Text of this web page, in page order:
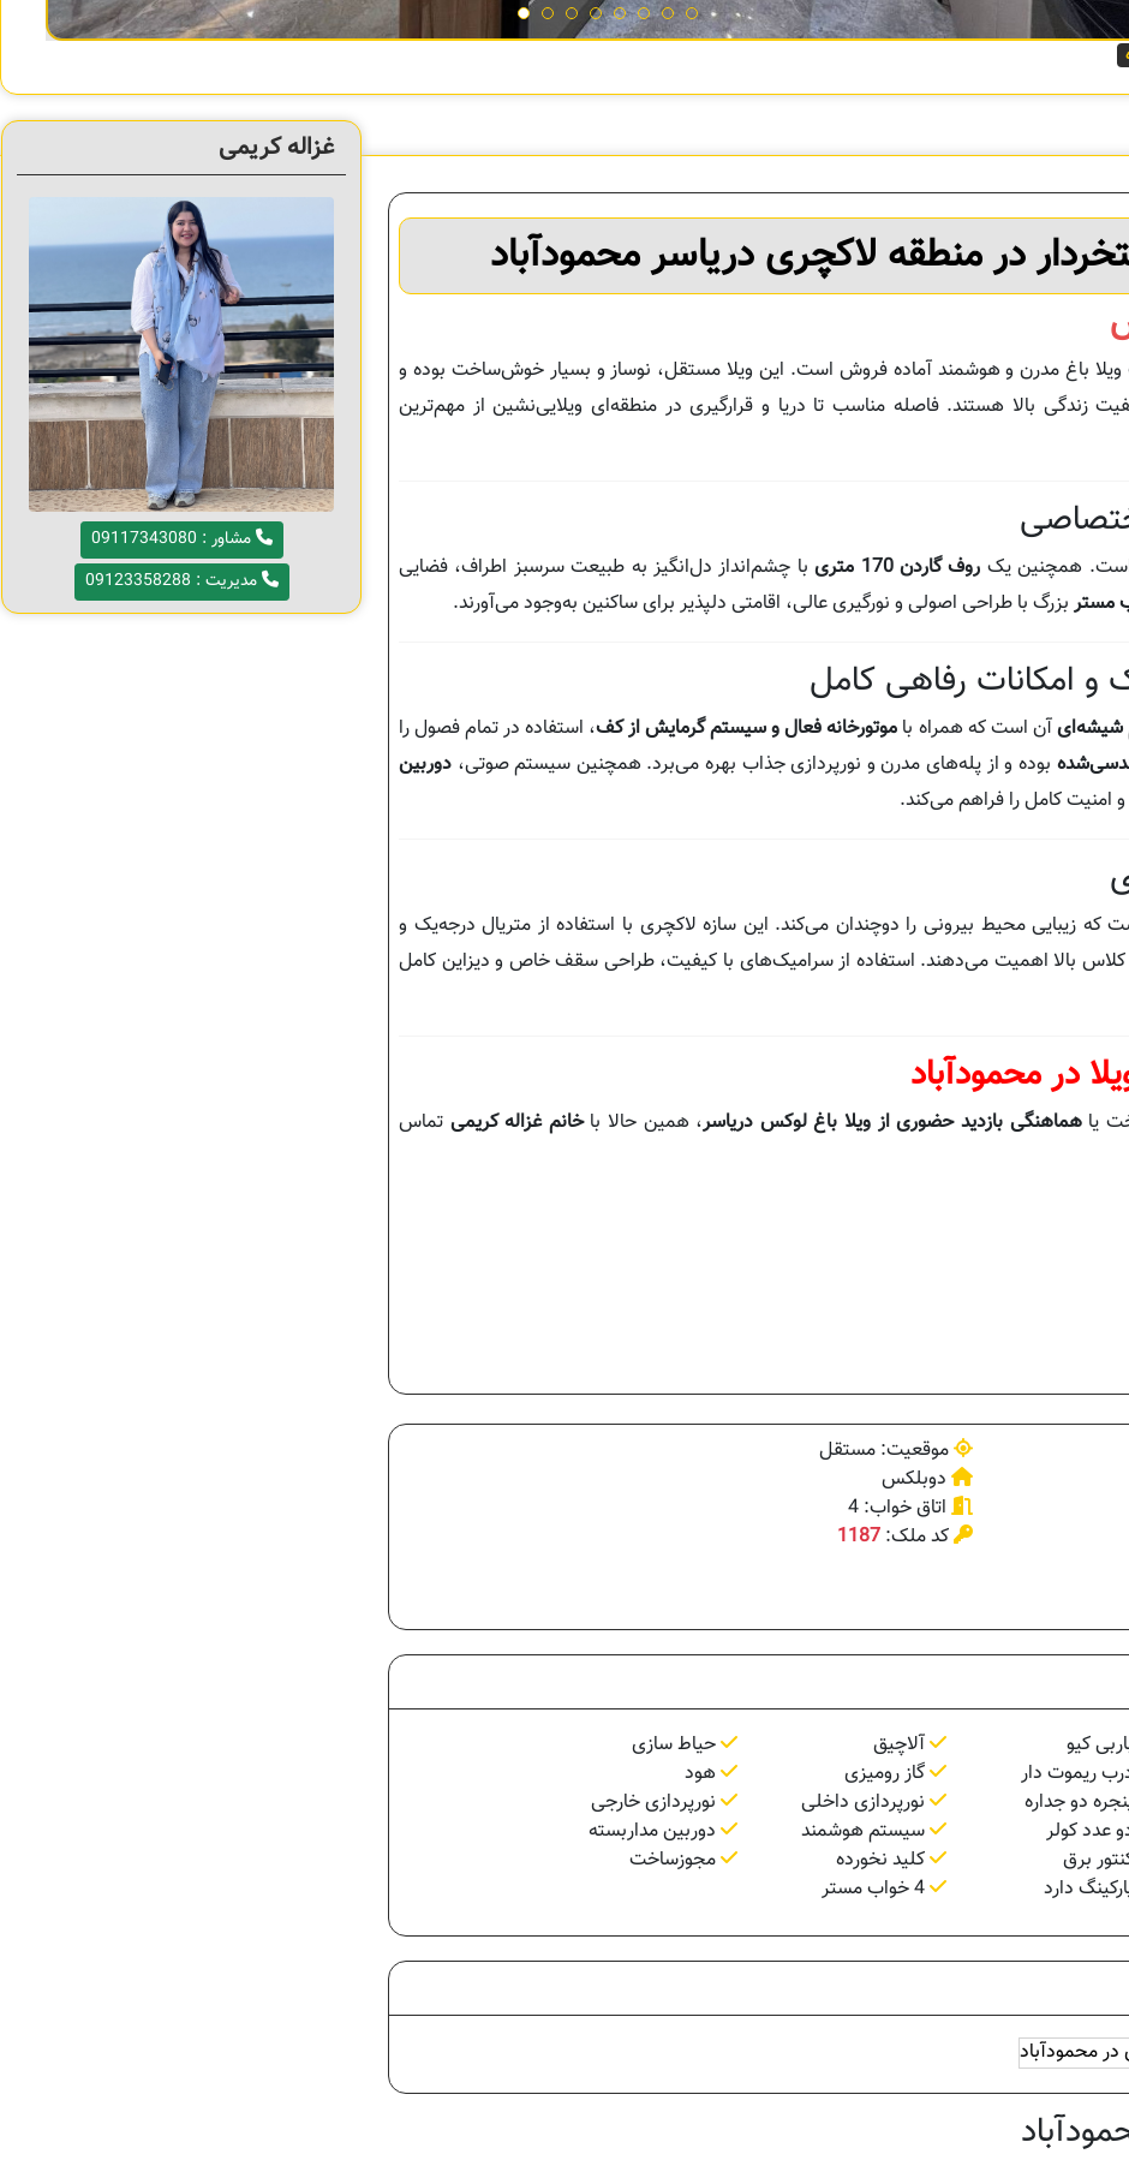
غزاله کریمی
مشاور : 09117343080
مدیریت : 09123358288
در منطقه لاکچری دریاسر محمودآباد
باغ مدرن و هوشمند آماده فروش است. این ویلا مستقل، نوساز و بسیار خوش‌ساخت بوده و
زندگی بالا هستند. فاصله مناسب تا دریا و قرارگیری در منطقه‌ای ویلایی‌نشین از مهم‌ترین
همچنین یک روف گاردن 170 متری
با چشم‌انداز دل‌انگیز به طبیعت سرسبز اطراف، فضایی
مستر بزرگ با طراحی اصولی و نورگیری عالی، اقامتی دلپذیر برای ساکنین به‌وجود می‌آورند.
امکانات رفاهی کامل
شیشه‌ایآن است که همراه با موتورخانه فعال و سیستم گرمایش از کف، استفاده در تمام فصول را
بوده و از پله‌های مدرن و نورپردازی جذاب بهره می‌برد. همچنین سیستم صوتی، دوربین
امنیت کامل را فراهم می‌کند.
زیبایی محیط بیرونی را دوچندان می‌کند. این سازه لاکچری با استفاده از متریال درجه‌یک و
بالا اهمیت می‌دهند. استفاده از سرامیک‌های با کیفیت، طراحی سقف خاص و دیزاین کامل
در محمودآباد
یاهماهنگی بازدید حضوری از ویلا باغ لوکس دریاسر، همین حالا باخانم غزاله کریمی تماس
موقعیت: مستقل
دوبلکس
اتاق خواب: 4
کد ملک: 1187
کیو آلاچیق
حیاط سازی
ریموت دار گاز رومیزی
هود
دو جداره نورپردازی داخلی
نورپردازی خارجی
عدد کولر سیستم هوشمند
دوربین مداربسته
برق کلید نخورده
مجوزساخت
دارد
در محمودآباد